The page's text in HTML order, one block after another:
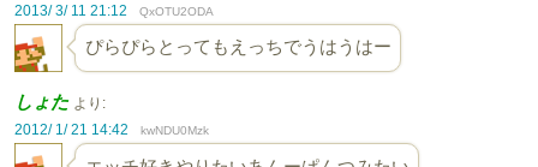
2013/ 3/ 11 21:12
QxOTU2ODA
ぴらぴらとってもえっちでうはうはー
しょた より:
2012/ 1/ 21 14:42
kwNDU0Mzk